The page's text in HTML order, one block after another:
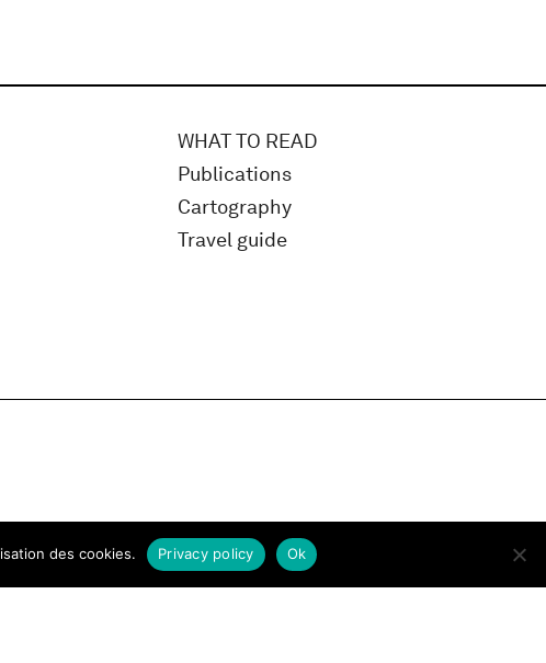
WHAT TO READ
Publications
Cartography
Travel guide
des cookies. Ok
Privacy policy